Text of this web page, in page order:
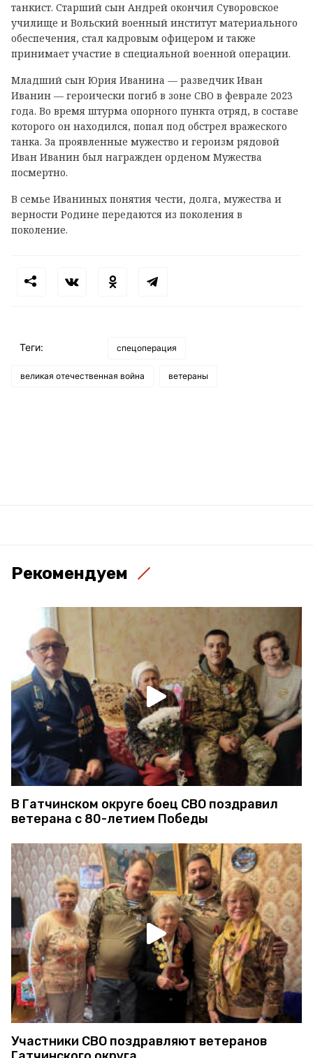
танкист. Старший сын Андрей окончил Суворовское
училище и Вольский военный институт материального
обеспечения, стал кадровым офицером и также
принимает участие в специальной военной операции.
Младший сын Юрия Иванина — разведчик Иван
Иванин — героически погиб в зоне СВО в феврале 2023
года. Во время штурма опорного пункта отряд, в составе
которого он находился, попал под обстрел вражеского
танка. За проявленные мужество и героизм рядовой
Иван Иванин был награжден орденом Мужества
посмертно.
В семье Иваниных понятия чести, долга, мужества и
верности Родине передаются из поколения в
поколение.
Теги: спецоперация
великая отечественная война ветераны
Рекомендуем
В Гатчинском округе боец СВО поздравил
ветерана с 80-летием Победы
Участники СВО поздравляют ветеранов